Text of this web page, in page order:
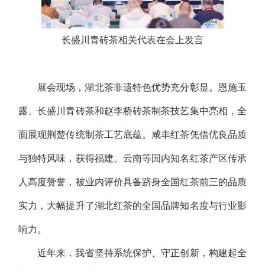
长盛川青砖茶相关代表在会上发言
展会现场，湖北茶非遗特色优势充分彰显。 恩施玉
露、长盛川青砖茶和赵李桥砖茶制茶技艺集中亮相，全
面展现荆楚传统制茶工艺底蕴。咸丰红茶凭借优良品质
与独特风味，获得福建、云南等国内知名红茶产区传承
人高度赞誉，被业内评价具备跻身全国红茶前三的品质
实力，大幅提升了湖北红茶的全国品牌知名度与行业影
响力。
近年来，我省坚持系统保护、守正创新，构建起全